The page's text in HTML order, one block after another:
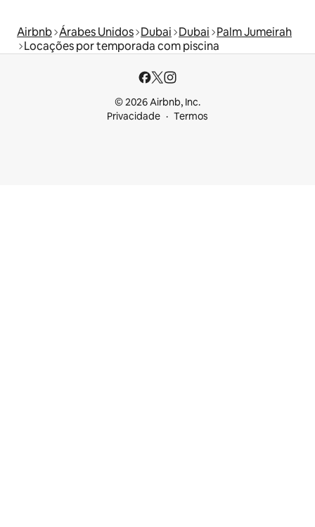
Airbnb Árabes Unidos Dubai Dubai Palm Jumeirah
Locações por temporada com piscina
© 2026 Airbnb, Inc.
Privacidade
Termos